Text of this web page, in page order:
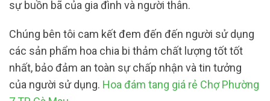
sự buồn bã của gia đình và người thân.
Chúng bên tôi cam kết đem đến đến người sử dụng
các sản phẩm hoa chia bi thảm chất lượng tốt tốt
nhất, bảo đảm an toàn sự chấp nhận và tin tưởng
của người sử dụng. Hoa đám tang giá rẻ Chợ Phường